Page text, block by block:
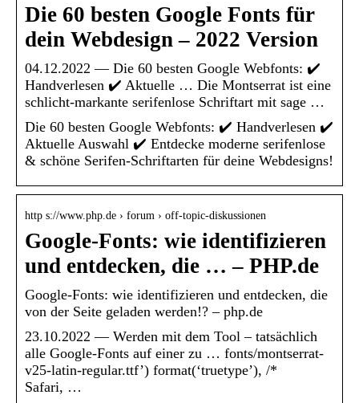
Die 60 besten Google Fonts für
dein Webdesign – 2022 Version
04.12.2022 — Die 60 besten Google Webfonts: ✔️
Handverlesen ✔️ Aktuelle … Die Montserrat ist eine
schlicht-markante serifenlose Schriftart mit sage …
Die 60 besten Google Webfonts: ✔️ Handverlesen ✔️
Aktuelle Auswahl ✔️ Entdecke moderne serifenlose
& schöne Serifen-Schriftarten für deine Webdesigns!
http s://www.php.de › forum › off-topic-diskussionen
Google-Fonts: wie identifizieren
und entdecken, die … – PHP.de
Google-Fonts: wie identifizieren und entdecken, die
von der Seite geladen werden!? – php.de
23.10.2022 — Werden mit dem Tool – tatsächlich
alle Google-Fonts auf einer zu … fonts/montserrat-
v25-latin-regular.ttf’) format(‘truetype’), /*
Safari, …